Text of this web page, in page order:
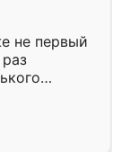
не первый
раз
очень